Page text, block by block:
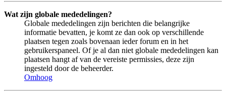
Wat zijn globale mededelingen?
Globale mededelingen zijn berichten die belangrijke
informatie bevatten, je komt ze dan ook op verschillende
plaatsen tegen zoals bovenaan ieder forum en in het
gebruikerspaneel. Of je al dan niet globale mededelingen kan
plaatsen hangt af van de vereiste permissies, deze zijn
ingesteld door de beheerder.
Omhoog